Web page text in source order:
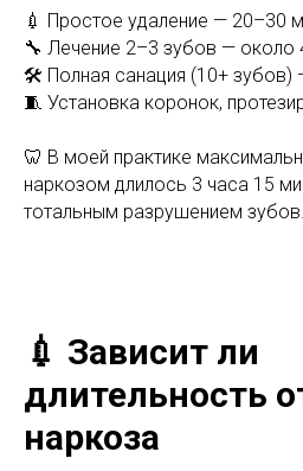
💉 Простое удаление — 20–30
🔧 Лечение 2–3 зубов — около
🛠️ Полная санация (10+ зубов)
🧵 Установка коронок,
🦷 В моей практике
наркозом длилось 3 часа 15
тотальным разрушением зубов.
💉 Зависит ли
длительность
наркоза